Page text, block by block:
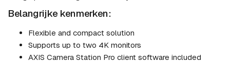
Belangrijke kenmerken:
Flexible and compact solution
Supports up to two 4K monitors
AXIS Camera Station Pro client software included